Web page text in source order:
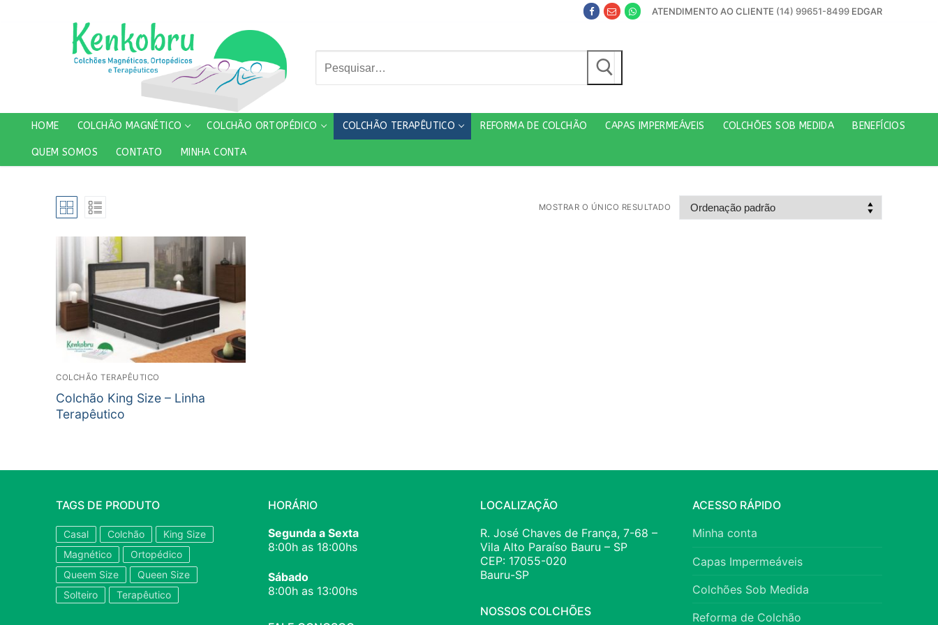
ATENDIMENTO AO CLIENTE (14) 99651-8499 EDGAR
por:
HOME COLCHÃO MAGNÉTICO COLCHÃO ORTOPÉDICO COLCHÃO TERAPÊUTICO REFORMA DE COLCHÃO CAPAS IMPERMEÁVEIS COLCHÕES SOB MEDIDA BENEFÍCIOS
QUEM SOMOS CONTATO MINHA CONTA
MOSTRAR O ÚNICO RESULTADO
COLCHÃO TERAPÊUTICO
Colchão King Size – Linha
Terapêutico
TAGS DE PRODUTO
Casal Colchão
King Size
Magnético
Ortopédico
Queem Size
Queen Size
Solteiro
Terapêutico
HORÁRIO
Segunda a Sexta
8:00h as 18:00hs
Sábado
8:00h as 13:00hs
LOCALIZAÇÃO
R. José Chaves de França, 7-68 –
Vila Alto Paraíso Bauru – SP
CEP: 17055-020
Bauru-SP
NOSSOS COLCHÕES
ACESSO RÁPIDO
Minha conta
Capas Impermeáveis
Colchões Sob Medida
Reforma de Colchão